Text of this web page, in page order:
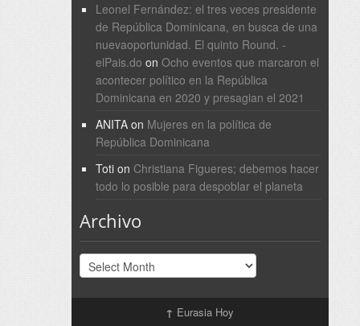
Leonel Fernández: el tres veces presidente
de República Dominicana, en busca de una
nuevaoportunidad. El quinto Round. -
elPais.do on Ocho eventos que marcaron el
acontecer político en la República
Dominicana en 2020 y presagian el 2021
ANITAon Mujeres en la política de
República Dominicana
Totion Christiana Figueres; debemos hacer
todo lo posible para despoblar el planeta
Archivo
Archivo
↑ Eurasia Hoy